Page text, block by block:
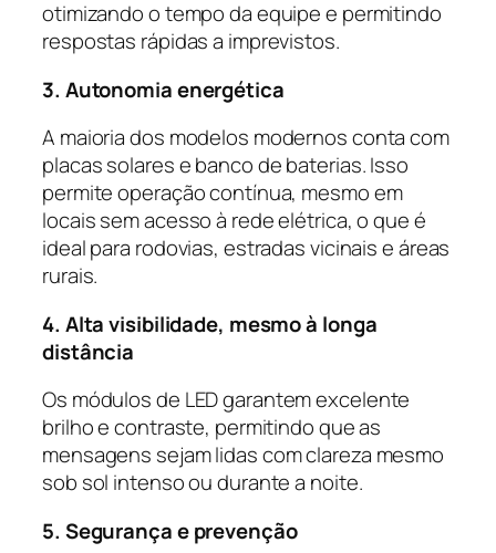
otimizando o tempo da equipe e permitindo
respostas rápidas a imprevistos.
3. Autonomia energética
A maioria dos modelos modernos conta com
placas solares e banco de baterias. Isso
permite operação contínua, mesmo em
locais sem acesso à rede elétrica, o que é
ideal para rodovias, estradas vicinais e áreas
rurais.
4. Alta visibilidade, mesmo à longa
distância
Os módulos de LED garantem excelente
brilho e contraste, permitindo que as
mensagens sejam lidas com clareza mesmo
sob sol intenso ou durante a noite.
5. Segurança e prevenção